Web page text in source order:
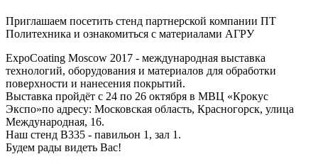
Приглашаем посетить стенд партнерской компании ПТ
Политехника и ознакомиться с материалами АГРУ
ExpoCoating Moscow 2017 - международная выставка
технологий, оборудования и материалов для обработки
поверхности и нанесения покрытий.
Выставка пройдёт с 24 по 26 октября в МВЦ «Крокус
Экспо»по адресу: Московская область, Красногорск, улица
Международная, 16.
Наш стенд В335 - павильон 1, зал 1.
Будем рады видеть Вас!